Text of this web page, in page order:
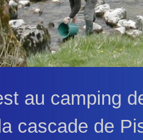
au camping
cascade de